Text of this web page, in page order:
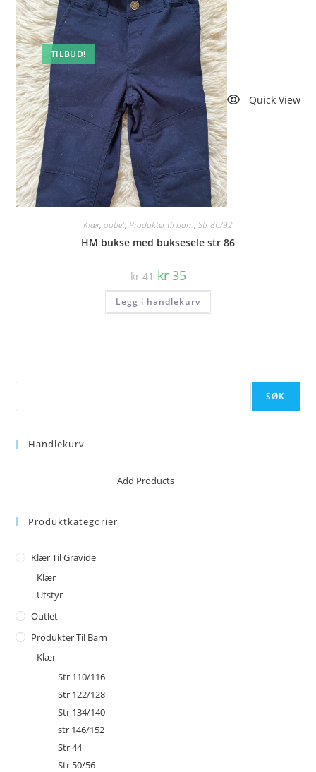
TILBUD!
Quick View
Klær, outlet, Produkter til barn, Str 86/92
HM bukse med buksesele str 86
kr41 Opprinnelig
pris
var:
kr 41.
kr35Nåværende
pris
er:
kr 35.
Legg i handlekurv
SØK
Handlekurv
No products in the cart.Add Products
Produktkategorier
Klær Til Gravide
Klær
Utstyr
Outlet
Produkter Til Barn
Klær
Str 110/116
Str 122/128
Str 134/140
str 146/152
Str 44
Str 50/56